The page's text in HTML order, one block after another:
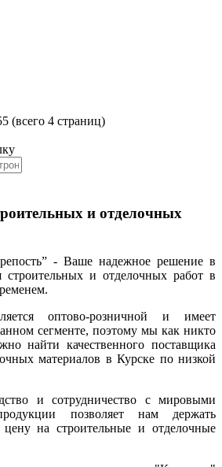
(всего 4 страниц)
и отделочных
- Ваше надежное решение в
строительных и отделочных работ в
оптово-розничной и имеет
сегменте, поэтому мы как никто
найти качественного поставщика
материалов в Курске по низкой
и сотрудничество с мировыми
позволяет нам держать
на строительные и отделочные